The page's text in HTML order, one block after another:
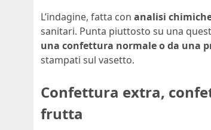
L’indagine, fatta con analisi
sanitari. Punta piuttosto su una
una confettura normale o da una
stampati sul vasetto.
Confettura extra,
frutta